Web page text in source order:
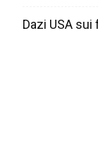
Dazi USA sui